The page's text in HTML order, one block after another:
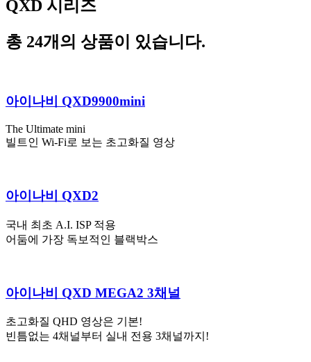
QXD 시리즈
총 24개의 상품이 있습니다.
아이나비 QXD9900mini
The Ultimate mini
빌트인 Wi-Fi로 보는 초고화질 영상
아이나비 QXD2
국내 최초 A.I. ISP 적용
어둠에 가장 독보적인 블랙박스
아이나비 QXD MEGA2 3채널
초고화질 QHD 영상은 기본!
빈틈없는 4채널부터 실내 전용 3채널까지!